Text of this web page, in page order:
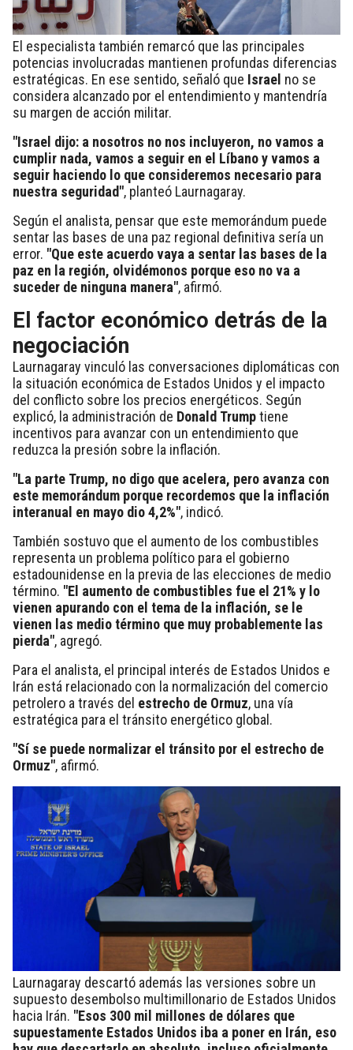
El especialista también remarcó que las principales
potencias involucradas mantienen profundas diferencias
estratégicas. En ese sentido, señaló que Israel no se
considera alcanzado por el entendimiento y mantendría
su margen de acción militar.
"Israel dijo: a nosotros no nos incluyeron, no vamos a
cumplir nada, vamos a seguir en el Líbano y vamos a
seguir haciendo lo que consideremos necesario para
nuestra seguridad", planteó Laurnagaray.
Según el analista, pensar que este memorándum puede
sentar las bases de una paz regional definitiva sería un
error. "Que este acuerdo vaya a sentar las bases de la
paz en la región, olvidémonos porque eso no va a
suceder de ninguna manera", afirmó.
El factor económico detrás de la
negociación
Laurnagaray vinculó las conversaciones diplomáticas con
la situación económica de Estados Unidos y el impacto
del conflicto sobre los precios energéticos. Según
explicó, la administración de Donald Trumptiene
incentivos para avanzar con un entendimiento que
reduzca la presión sobre la inflación.
"La parte Trump, no digo que acelera, pero avanza con
este memorándum porque recordemos que la inflación
interanual en mayo dio 4,2%", indicó.
También sostuvo que el aumento de los combustibles
representa un problema político para el gobierno
estadounidense en la previa de las elecciones de medio
término. "El aumento de combustibles fue el 21% y lo
vienen apurando con el tema de la inflación, se le
vienen las medio término que muy probablemente las
pierda", agregó.
Para el analista, el principal interés de Estados Unidos e
Irán está relacionado con la normalización del comercio
petrolero a través del estrecho de Ormuz, una vía
estratégica para el tránsito energético global.
"Sí se puede normalizar el tránsito por el estrecho de
Ormuz", afirmó.
Laurnagaray descartó además las versiones sobre un
supuesto desembolso multimillonario de Estados Unidos
hacia Irán. "Esos 300 mil millones de dólares que
supuestamente Estados Unidos iba a poner en Irán, eso